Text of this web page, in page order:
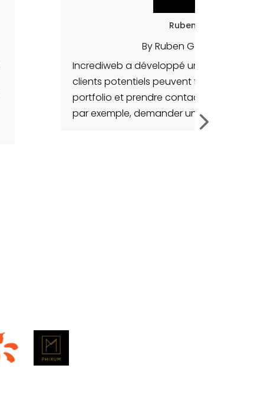
Ruben Goffin
By Ruben Goffin / Frame
Incrediweb a développé un excellent site
clients potentiels peuvent facilement
portfolio et prendre contact en un simple
par exemple, demander un devis.